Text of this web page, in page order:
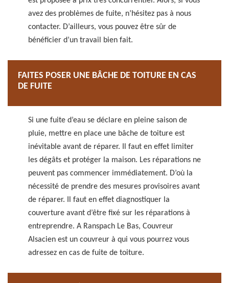
avez des problèmes de fuite, n’hésitez pas à nous
contacter. D’ailleurs, vous pouvez être sûr de
bénéficier d’un travail bien fait.
FAITES POSER UNE BÂCHE DE TOITURE EN CAS
DE FUITE
Si une fuite d’eau se déclare en pleine saison de
pluie, mettre en place une bâche de toiture est
inévitable avant de réparer. Il faut en effet limiter
les dégâts et protéger la maison. Les réparations ne
peuvent pas commencer immédiatement. D’où la
nécessité de prendre des mesures provisoires avant
de réparer. Il faut en effet diagnostiquer la
couverture avant d’être fixé sur les réparations à
entreprendre. A Ranspach Le Bas, Couvreur
Alsacien est un couvreur à qui vous pourrez vous
adressez en cas de fuite de toiture.